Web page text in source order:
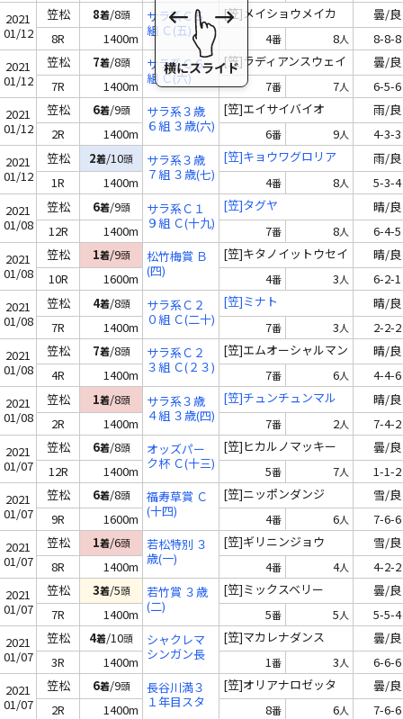
2021
01/12
笠松 8着/8頭
サラ系Ｃ５
組 Ｃ(五)
[笠]メイショウメイカ
曇/良
8R
1400m 4番 8人
8-8-8
2021
01/12
笠松 7着/8頭
サラ系Ｃ６
組 Ｃ(六)
[笠]ラディアンスウェイ
曇/良
7R
1400m 7番 7人
6-5-6
2021
01/12
笠松 6着/9頭
サラ系３歳
６組 ３歳(六)
[笠]エイサイバイオ
雨/良
2R
1400m 6番 9人
4-3-3
2021
01/12
笠松 2着/10頭
サラ系３歳
７組 ３歳(七)
[笠]キョウワグロリア
雨/良
1R
1400m 4番 8人
5-3-4
2021
01/08
笠松 6着/9頭
サラ系Ｃ１
９組 Ｃ(十九)
[笠]タグヤ
晴/良
12R
1400m 7番 8人
6-4-5
2021
01/08
笠松 1着/9頭
松竹梅賞 Ｂ
(四)
[笠]キタノイットウセイ
晴/良
10R
1600m 4番 3人
6-2-1
2021
01/08
笠松 4着/8頭
サラ系Ｃ２
０組 Ｃ(二十)
[笠]ミナト
晴/良
7R
1400m 7番 3人
2-2-2
2021
01/08
笠松 7着/8頭
サラ系Ｃ２
３組 Ｃ(２３)
[笠]エムオーシャルマン
晴/良
4R
1400m 7番 6人
4-4-6
2021
01/08
笠松 1着/8頭
サラ系３歳
４組 ３歳(四)
[笠]チュンチュンマル
晴/良
2R
1400m 7番 2人
7-4-2
2021
01/07
笠松 6着/8頭
オッズパー
ク杯 Ｃ(十三)
[笠]ヒカルノマッキー
曇/良
12R
1400m 5番 7人
1-1-2
2021
01/07
笠松 6着/8頭
福寿草賞 Ｃ
(十四)
[笠]ニッポンダンジ
雪/良
9R
1600m 4番 6人
7-6-6
2021
01/07
笠松 1着/6頭
若松特別 ３
歳(一)
[笠]ギリニンジョウ
雪/良
8R
1400m 4番 4人
4-2-2
2021
01/07
笠松 3着/5頭
若竹賞 ３歳
(二)
[笠]ミックスベリー
曇/良
7R
1400m 5番 5人
5-5-4
2021
01/07
笠松 4着/10頭
シャクレマ
シンガン長
谷川満盃 Ｃ
(十七)
[笠]マカレナダンス
曇/良
3R
1400m 1番 3人
6-6-6
2021
01/07
笠松 6着/9頭
長谷川満３
１年目スタ
[笠]オリアナロゼッタ
曇/良
2R
1400m 8番 6人
7-6-6